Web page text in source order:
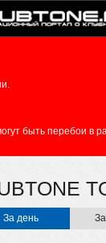
быть перебои в
За день